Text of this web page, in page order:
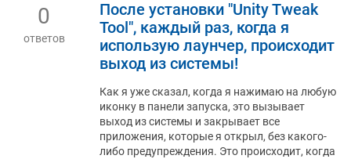
0
ответов
После установки "Unity Tweak
Tool", каждый раз, когда я
использую лаунчер, происходит
выход из системы!
Как я уже сказал, когда я нажимаю на любую
иконку в панели запуска, это вызывает
выход из системы и закрывает все
приложения, которые я открыл, без какого-
либо предупреждения. Это происходит, когда